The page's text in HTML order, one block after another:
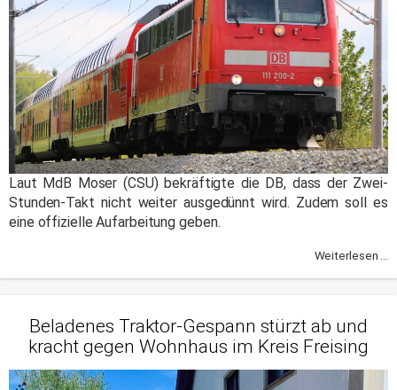
Laut MdB Moser (CSU) bekräftigte die DB, dass der Zwei-
Stunden-Takt nicht weiter ausgedünnt wird. Zudem soll es
eine offizielle Aufarbeitung geben.
Weiterlesen ...
Beladenes Traktor-Gespann stürzt ab und
kracht gegen Wohnhaus im Kreis Freising